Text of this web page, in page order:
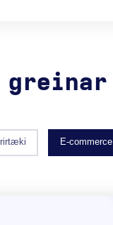
greinar
E-commerce